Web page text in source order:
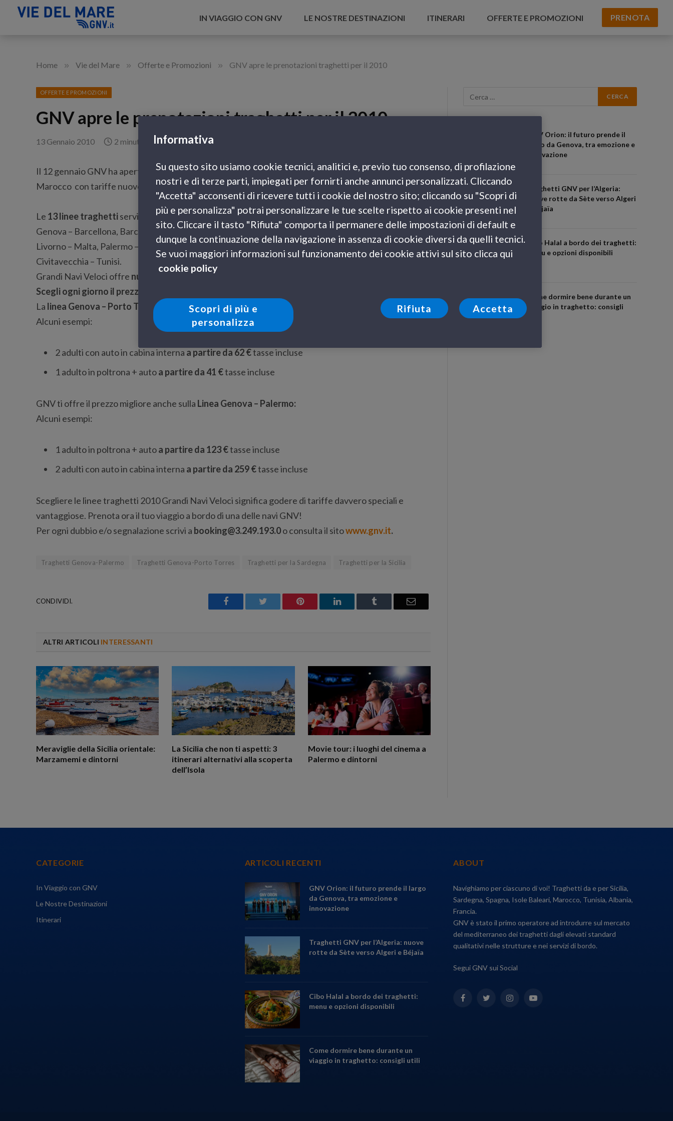
IN VIAGGIO CON GNV LE NOSTRE DESTINAZIONI ITINERARI OFFERTE E PROMOZIONI PRENOTA
Home » Vie del Mare » Offerte e Promozioni » GNV apre le prenotazioni traghetti per il 2010
OFFERTE E PROMOZIONI
GNV apre le prenotazioni traghetti per il 2010
13 Gennaio 2010 2 minuti di lettura
Il 12 gennaio GNV ha aperto le prenotazioni per il 2010 per Sardegna, Sicilia, Spagna, Tunisia e
Marocco con tariffe nuove, ancora più convenienti e vantaggiose.
Le 13 linee traghettiservite da GNV sono: Genova – Porto Torres, Genova – Olbia, Genova – Tunisi,
Genova – Barcellona, Barcellona – Tangeri, Genova – Tangeri, Genova – Palermo, Livorno – Palermo,
Livorno – Malta, Palermo – Malta, Palermo – Tunisi, Roma Civitavecchia – Palermo e Roma
Civitavecchia – Tunisi.
Grandi Navi Veloci offre nuove tariffe 2010 anche sui
Scegli ogni giorno il prezzo migliore per i traghetti 2010!
La linea Genova – Porto Torres
è ancora più vantaggiosa:
Alcuni esempi:
2 adulti con auto in cabina interna a partire da 62 €tasse incluse
1 adulto in poltrona + autoa partire da 41 €tasse incluse
GNV ti offre il prezzo migliore anche sulla Linea Genova – Palermo:
Alcuni esempi:
1 adulto in poltrona + autoa partire da 123 €tasse incluse
2 adulti con auto in cabina interna a partire da 259 €tasse incluse
Scegliere le linee traghetti 2010 Grandi Navi Veloci significa godere di tariffe davvero speciali e
vantaggiose. Prenota ora il tuo viaggio a bordo di una delle navi GNV!
Per ogni dubbio e/o segnalazione scrivi a booking@3.249.193.0o consulta il sitowww.gnv.it.
Traghetti Genova-Palermo Traghetti Genova-Porto Torres Traghetti per la Sardegna Traghetti per la Sicilia
CONDIVIDI. Facebook Twitter Pinterest LinkedIn Tumblr Email
ALTRI ARTICOLI INTERESSANTI
Meraviglie della Sicilia orientale:
Marzamemi e dintorni
La Sicilia che non ti aspetti: 3
itinerari alternativi alla scoperta
dell’Isola
Movie tour: i luoghi del cinema a
Palermo e dintorni
GNV Orion: il futuro prende il
largo da Genova, tra emozione e
innovazione
Traghetti GNV per l’Algeria:
nuove rotte da Sète verso Algeri
e Béjaïa
Cibo Halal a bordo dei traghetti:
menu e opzioni disponibili
Come dormire bene durante un
viaggio in traghetto: consigli
CATEGORIE
In Viaggio con GNV
Le Nostre Destinazioni
Itinerari
ARTICOLI RECENTI
GNV Orion: il futuro prende il largo
da Genova, tra emozione e
innovazione
Traghetti GNV per l’Algeria: nuove
rotte da Sète verso Algeri e Béjaïa
Cibo Halal a bordo dei traghetti:
menu e opzioni disponibili
Come dormire bene durante un
viaggio in traghetto: consigli utili
ABOUT
Navighiamo per ciascuno di voi! Traghetti da e per Sicilia,
Sardegna, Spagna, Isole Baleari, Marocco, Tunisia, Albania,
Francia.
GNV è stato il primo operatore ad introdurre sul mercato
del mediterraneo dei traghetti dagli elevati standard
qualitativi nelle strutture e nei servizi di bordo.
Segui GNV sui Social
FacebookTwitterInstagramYouTube
Informativa
Su questo sito usiamo cookie tecnici, analitici e, previo tuo consenso, di profilazione
nostri e di terze parti, impiegati per fornirti anche annunci personalizzati. Cliccando
"Accetta" acconsenti di ricevere tutti i cookie del nostro sito; cliccando su "Scopri di
più e personalizza" potrai personalizzare le tue scelte rispetto ai cookie presenti nel
sito. Cliccare il tasto "Rifiuta" comporta il permanere delle impostazioni di default e
dunque la continuazione della navigazione in assenza di cookie diversi da quelli tecnici.
Se vuoi maggiori informazioni sul funzionamento dei cookie attivi sul sito clicca qui
cookie policy
Scopri di più e
personalizza
Rifiuta Accetta